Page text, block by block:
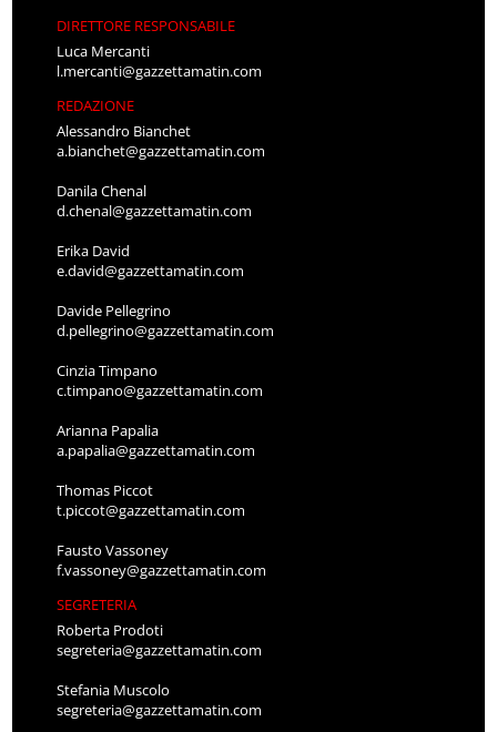
DIRETTORE RESPONSABILE
Luca Mercanti
l.mercanti@gazzettamatin.com
REDAZIONE
Alessandro Bianchet
a.bianchet@gazzettamatin.com
Danila Chenal
d.chenal@gazzettamatin.com
Erika David
e.david@gazzettamatin.com
Davide Pellegrino
d.pellegrino@gazzettamatin.com
Cinzia Timpano
c.timpano@gazzettamatin.com
Arianna Papalia
a.papalia@gazzettamatin.com
Thomas Piccot
t.piccot@gazzettamatin.com
Fausto Vassoney
f.vassoney@gazzettamatin.com
SEGRETERIA
Roberta Prodoti
segreteria@gazzettamatin.com
Stefania Muscolo
segreteria@gazzettamatin.com